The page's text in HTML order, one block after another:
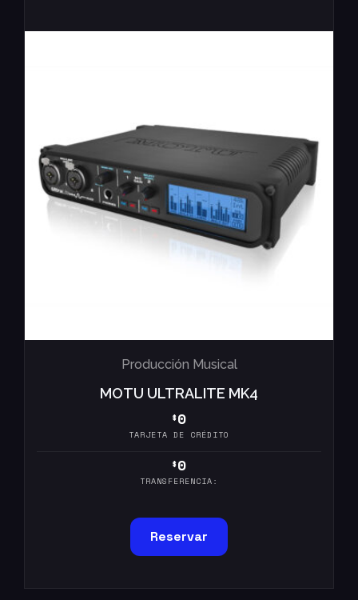
Producción Musical
MOTU ULTRALITE MK4
$0
TARJETA DE CRÉDITO
$0
TRANSFERENCIA:
Reservar